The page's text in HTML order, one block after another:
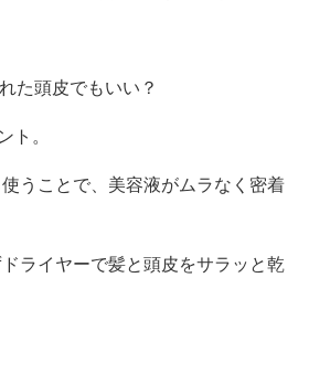
た頭皮でもいい？
ト。
うことで、美容液がムラなく密着
ライヤーで髪と頭皮をサラッと乾